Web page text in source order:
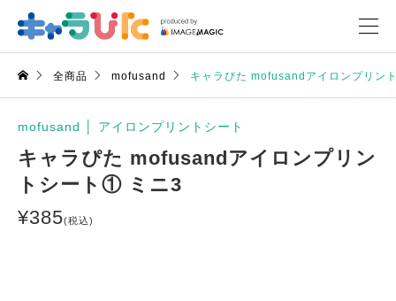
全商品 mofusand キャラぴた mofusandアイロンプリン
mofusand アイロンプリントシート
キャラぴた mofusandアイロンプリン
トシート① ミニ3
¥385(税込)